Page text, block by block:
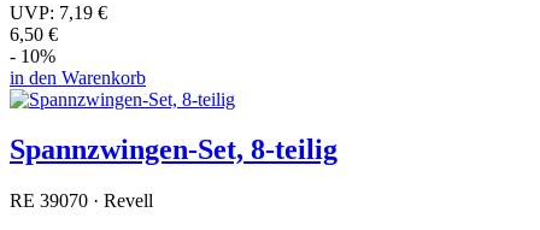
UVP: 7,19 €
6,50 €
- 10%
in den Warenkorb
Spannzwingen-Set, 8-teilig
RE 39070 · Revell